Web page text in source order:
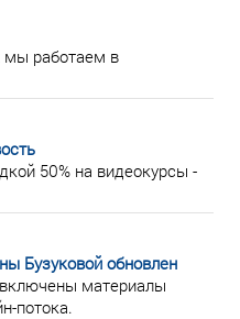
мы работаем в
50% на видеокурсы -
Бузуковой обновлен
материалы
потока.